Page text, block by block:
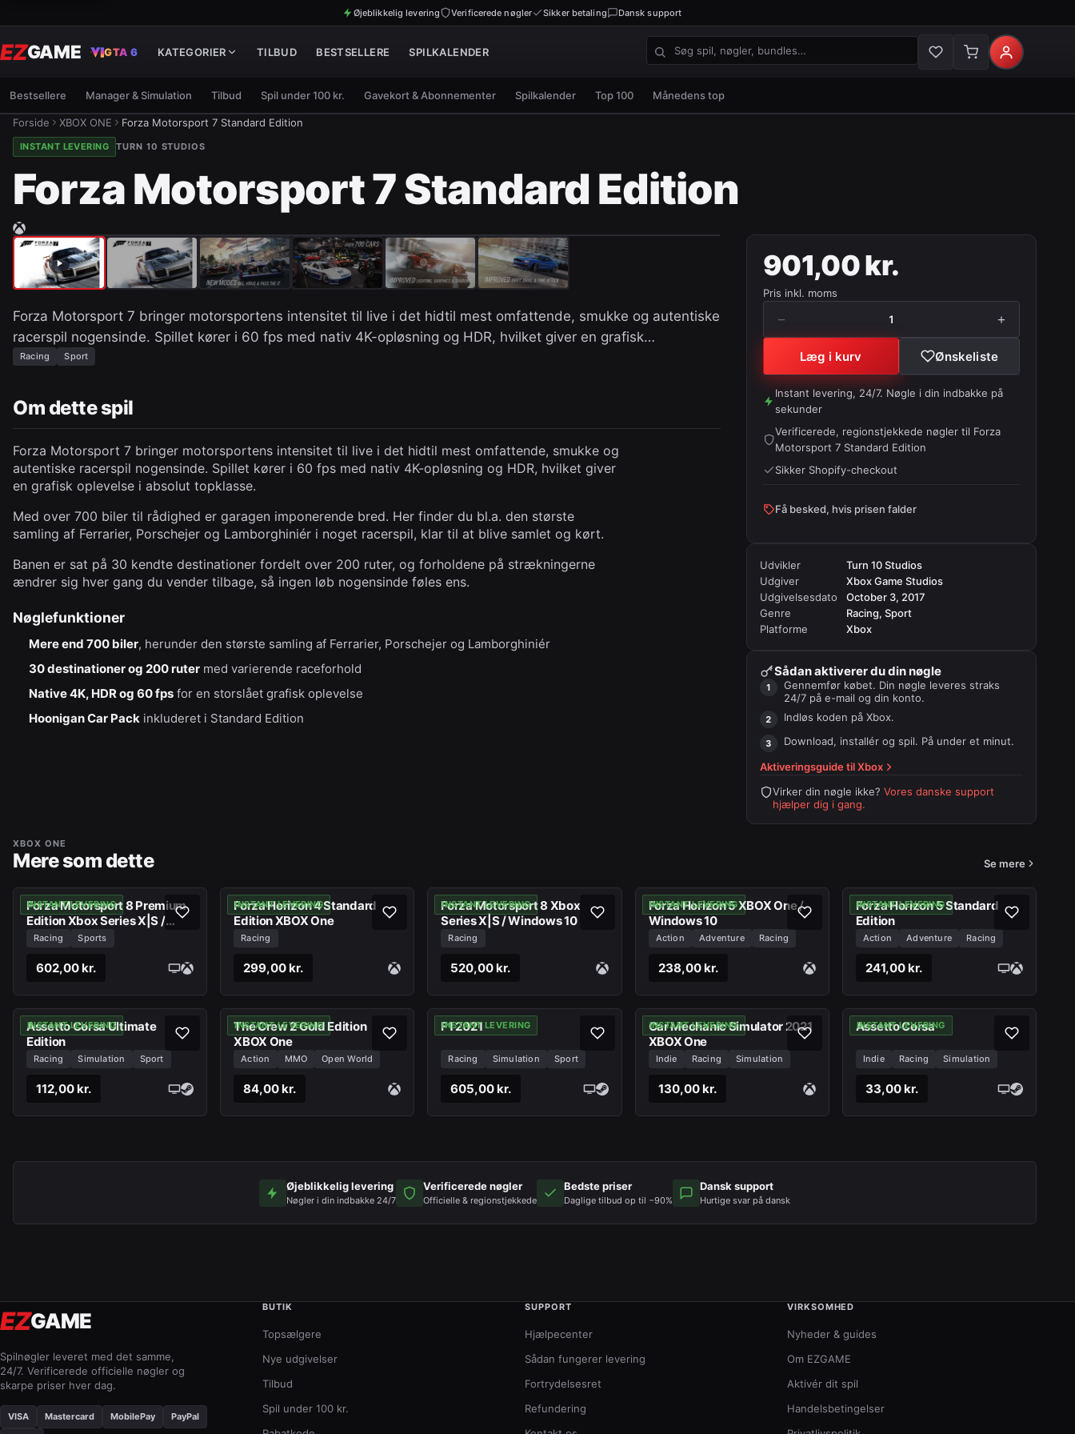
Øjeblikkelig levering Verificerede nøgler Sikker betaling Dansk support
EZGAME GTA 6 KATEGORIER TILBUD BESTSELLERE SPILKALENDER
Søg spil, nøgler og bundles
Bestsellere Manager & Simulation Tilbud Spil under 100 kr. Gavekort & Abonnementer Spilkalender Top 100 Månedens top
Forside XBOX ONE Forza Motorsport 7 Standard Edition
INSTANT LEVERING TURN 10 STUDIOS
Forza Motorsport 7 Standard Edition
Forza Motorsport 7 bringer motorsportens intensitet til live i det hidtil mest omfattende, smukke og autentiske
racerspil nogensinde. Spillet kører i 60 fps med nativ 4K-opløsning og HDR, hvilket giver en grafisk…
Racing Sport
901,00 kr.
Pris inkl. moms
− 1 +
Læg i kurv Ønskeliste
Instant levering, 24/7. Nøgle i din indbakke på
sekunder
Verificerede, regionstjekkede nøgler til Forza
Motorsport 7 Standard Edition
Sikker Shopify-checkout
Få besked, hvis prisen falder
Udvikler
Turn 10 Studios
Udgiver
Xbox Game Studios
Udgivelsesdato
October 3, 2017
Genre
Racing, Sport
Platforme
Xbox
Sådan aktiverer du din nøgle
Gennemfør købet. Din nøgle leveres straks
24/7 på e-mail og din konto.
Indløs koden påXbox.
Download, installér og spil. På under et minut.
Aktiveringsguide tilXbox
Virker din nøgle ikke? Vores danske support
hjælper dig i gang.
Om dette spil
Forza Motorsport 7 bringer motorsportens intensitet til live i det hidtil mest omfattende, smukke og
autentiske racerspil nogensinde. Spillet kører i 60 fps med nativ 4K-opløsning og HDR, hvilket giver
en grafisk oplevelse i absolut topklasse.
Med over 700 biler til rådighed er garagen imponerende bred. Her finder du bl.a. den største
samling af Ferrarier, Porschejer og Lamborghiniér i noget racerspil, klar til at blive samlet og kørt.
Banen er sat på 30 kendte destinationer fordelt over 200 ruter, og forholdene på strækningerne
ændrer sig hver gang du vender tilbage, så ingen løb nogensinde føles ens.
Nøglefunktioner
Mere end 700 biler, herunder den største samling af Ferrarier, Porschejer og Lamborghiniér
30 destinationer og 200 ruter med varierende raceforhold
Native 4K, HDR og 60 fps for en storslået grafisk oplevelse
Hoonigan Car Pack inkluderet i Standard Edition
XBOX ONE
Mere som dette Se mere
INSTANT LEVERING
Forza Motorsport 8 Premium
Edition Xbox Series X|S /
Windows 10
Racing Sports
602,00 kr.
INSTANT LEVERING
Forza Horizon 4 Standard
Edition XBOX One
Racing
299,00 kr.
INSTANT LEVERING
Forza Motorsport 8 Xbox
Series X|S / Windows 10
Racing
520,00 kr.
INSTANT LEVERING
Forza Horizon 5 XBOX One /
Windows 10
Action Adventure Racing
238,00 kr.
INSTANT LEVERING
Forza Horizon 5 Standard
Edition
Action Adventure Racing
241,00 kr.
INSTANT LEVERING
Assetto Corsa Ultimate
Edition
Racing Simulation Sport
112,00 kr.
INSTANT LEVERING
The Crew 2 Gold Edition
XBOX One
Action MMO Open World
84,00 kr.
INSTANT LEVERING
F1 2021
Racing Simulation Sport
605,00 kr.
INSTANT LEVERING
Car Mechanic Simulator 2021
XBOX One
Indie Racing Simulation
130,00 kr.
INSTANT LEVERING
Assetto Corsa
Indie Racing Simulation
33,00 kr.
Øjeblikkelig levering
Nøgler i din indbakke 24/7
Verificerede nøgler
Officielle & regionstjekkede
Bedste priser
Daglige tilbud op til −90%
Dansk support
Hurtige svar på dansk
EZGAME
Spilnøgler leveret med det samme,
24/7. Verificerede officielle nøgler og
skarpe priser hver dag.
VISA Mastercard MobilePay PayPal
BUTIK
Topsælgere
Nye udgivelser
Tilbud
Spil under 100 kr.
SUPPORT
Hjælpecenter
Sådan fungerer levering
Fortrydelsesret
Refundering
VIRKSOMHED
Nyheder & guides
Om EZGAME
Aktivér dit spil
Handelsbetingelser